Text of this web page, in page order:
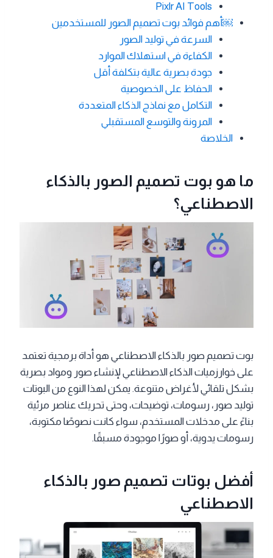
Pixlr AI Tools
￼أهم فوائد بوت تصميم الصور للمستخدمين
السرعة في توليد الصور
الكفاءة في استهلاك الموارد
جودة بصرية عالية بتكلفة أقل
الحفاظ على الخصوصية
التكامل مع نماذج الذكاء المتعددة
المرونة والتوسع المستقبلي
الخلاصة
ما هو بوت تصميم الصور بالذكاء
الاصطناعي؟
بوت تصميم صور بالذكاء الاصطناعي هو أداة برمجية تعتمد
على خوارزميات الذكاء الاصطناعي لإنشاء صور ومواد بصرية
بشكل تلقائي لأغراض متنوعة. يمكن لهذا النوع من البوتات
توليد صور، رسومات، توضيحات، وحتى تحريك عناصر مرئية
بناءً على مدخلات المستخدم، سواء كانت نصوصًا مكتوبة،
رسومات يدوية، أو صورًا موجودة مسبقًا.
أفضل بوتات تصميم صور بالذكاء
الاصطناعي